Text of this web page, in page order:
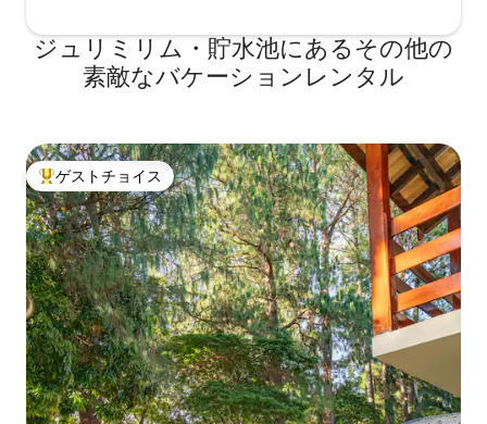
ジュリミリム・貯水池にあるその他の
素敵なバケーションレンタル
大好評のゲストチョイスです。
ゲストチョイス